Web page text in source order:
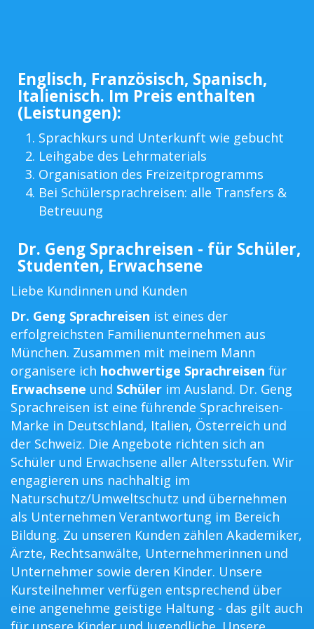
Englisch, Französisch, Spanisch,
Italienisch. Im Preis enthalten
(Leistungen):
Sprachkurs und Unterkunft wie gebucht
Leihgabe des Lehrmaterials
Organisation des Freizeitprogramms
Bei Schülersprachreisen: alle Transfers &
Betreuung
Dr. Geng Sprachreisen - für Schüler,
Studenten, Erwachsene
Liebe Kundinnen und Kunden
Dr. Geng Sprachreisen ist eines der
erfolgreichsten Familienunternehmen aus
München. Zusammen mit meinem Mann
organisere ich hochwertige Sprachreisen für
Erwachsene und Schüler im Ausland. Dr. Geng
Sprachreisen ist eine führende Sprachreisen-
Marke in Deutschland, Italien, Österreich und
der Schweiz. Die Angebote richten sich an
Schüler und Erwachsene aller Altersstufen. Wir
engagieren uns nachhaltig im
Naturschutz/Umweltschutz und übernehmen
als Unternehmen Verantwortung im Bereich
Bildung. Zu unseren Kunden zählen Akademiker,
Ärzte, Rechtsanwälte, Unternehmerinnen und
Unternehmer sowie deren Kinder. Unsere
Kursteilnehmer verfügen entsprechend über
eine angenehme geistige Haltung - das gilt auch